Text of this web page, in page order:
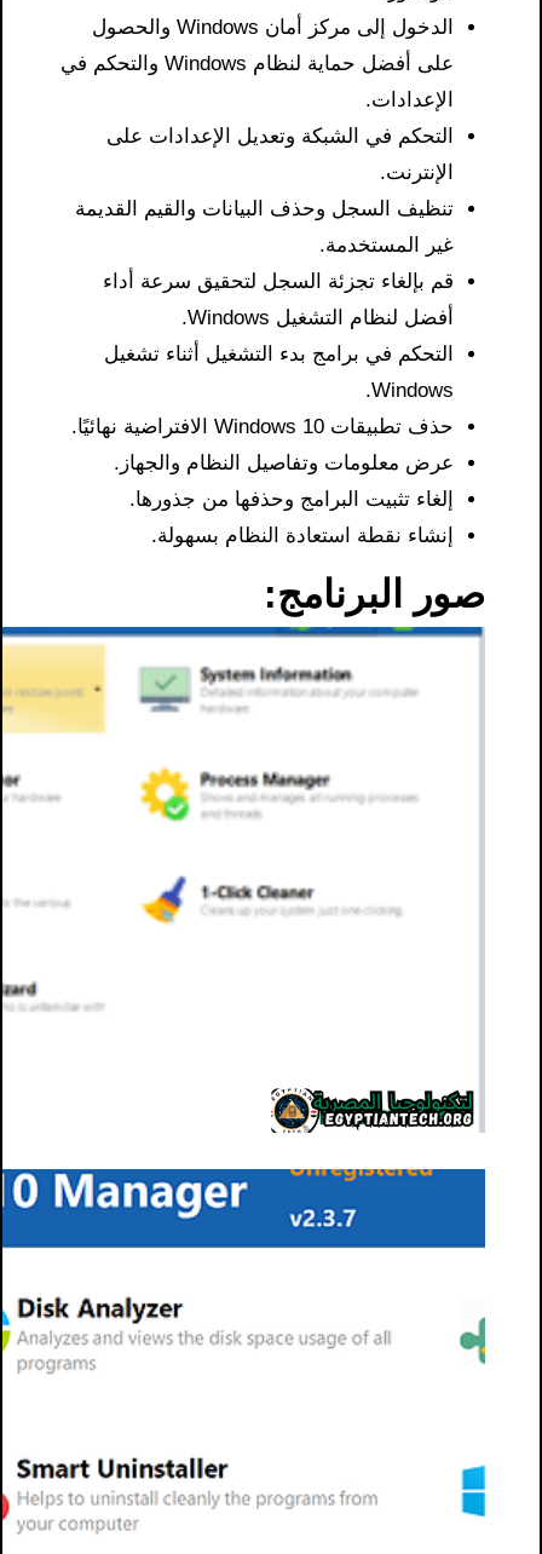
الدخول إلى مركز أمان Windows والحصول
على أفضل حماية لنظام Windows والتحكم في
الإعدادات.
التحكم في الشبكة وتعديل الإعدادات على
الإنترنت.
تنظيف السجل وحذف البيانات والقيم القديمة
غير المستخدمة.
قم بإلغاء تجزئة السجل لتحقيق سرعة أداء
أفضل لنظام التشغيل Windows.
التحكم في برامج بدء التشغيل أثناء تشغيل
Windows.
حذف تطبيقات Windows 10 الافتراضية نهائيًا.
عرض معلومات وتفاصيل النظام والجهاز.
إلغاء تثبيت البرامج وحذفها من جذورها.
إنشاء نقطة استعادة النظام بسهولة.
صور البرنامج: